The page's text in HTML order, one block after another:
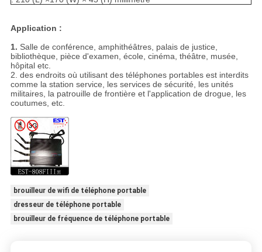
Application :
1. Salle de conférence, amphithéâtres, palais de justice,
bibliothèque, pièce d'examen, école, cinéma, théâtre, musée,
hôpital etc.
2. des endroits où utilisant des téléphones portables est interdits
comme la station service, les services de sécurité, les unités
militaires, la patrouille de frontière et l'application de drogue, les
coutumes, etc.
brouilleur de wifi de téléphone portable
dresseur de téléphone portable
brouilleur de fréquence de téléphone portable